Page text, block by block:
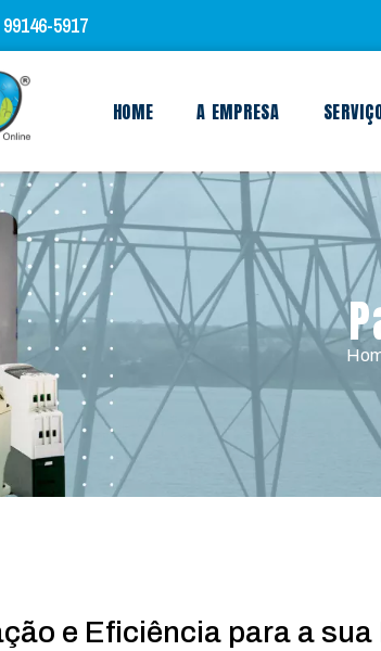
5917
HOME A EMPRESA
e Eficiência para a sua